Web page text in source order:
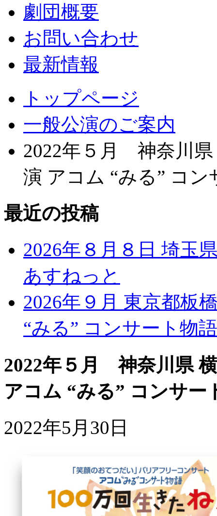
劇団概要
お問い合わせ
最新情報
トップページ
一般公演のご案内
2022年５月 神奈川県
演 アコム “みる” コン
最近の投稿
2026年８月８日 埼玉
あすねっと
2026年９月 東京都板
“みる” コンサート物語
2022年５月 神奈川県
アコム “みる” コンサー
2022年5月30日